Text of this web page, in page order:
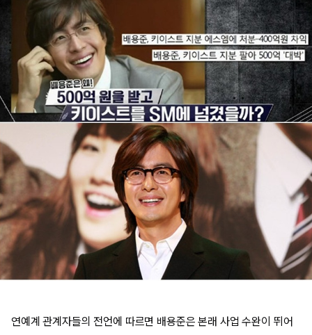
연예계 관계자들의 전언에 따르면 배용준은 본래 사업 수완이 뛰어